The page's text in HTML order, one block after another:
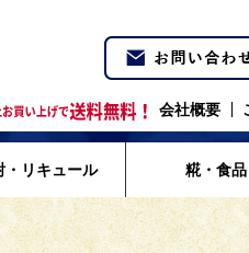
会社概要
・リキュール 糀・食品